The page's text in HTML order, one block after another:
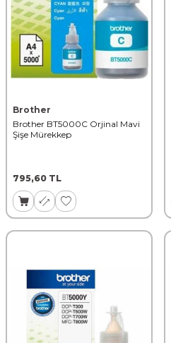
Brother
Brother BT5000C Orjinal Mavi
Şişe Mürekkep
795,60 TL